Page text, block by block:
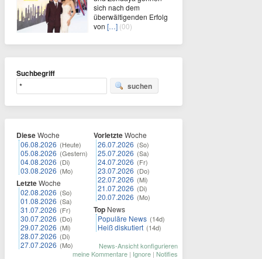
sich nach dem
überwältigenden Erfolg
von […] (00)
Suchbegriff
suchen
DieseWoche
06.08.2026 (Heute)
05.08.2026 (Gestern)
04.08.2026 (Di)
03.08.2026 (Mo)
LetzteWoche
02.08.2026 (So)
01.08.2026 (Sa)
31.07.2026 (Fr)
30.07.2026 (Do)
29.07.2026 (Mi)
28.07.2026 (Di)
27.07.2026 (Mo)
VorletzteWoche
26.07.2026 (So)
25.07.2026 (Sa)
24.07.2026 (Fr)
23.07.2026 (Do)
22.07.2026 (Mi)
21.07.2026 (Di)
20.07.2026 (Mo)
Top News
Populäre News (14d)
Heiß diskutiert (14d)
News-Ansicht konfigurieren
meine Kommentare | Ignore | Notifies